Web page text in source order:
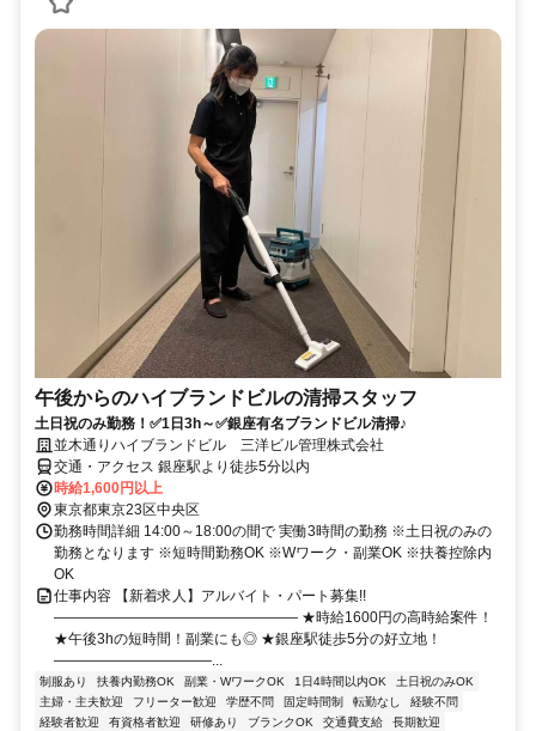
午後からのハイブランドビルの清掃スタッフ
土日祝のみ勤務！✅1日3h～✅銀座有名ブランドビル清掃♪
並木通りハイブランドビル 三洋ビル管理株式会社
交通・アクセス 銀座駅より徒歩5分以内
時給1,600円以上
東京都東京23区中央区
勤務時間詳細 14:00～18:00の間で 実働3時間の勤務 ※土日祝のみの
勤務となります ※短時間勤務OK ※Wワーク・副業OK ※扶養控除内
OK
仕事内容 【新着求人】アルバイト・パート募集!!
――――――――――――――――― ★時給1600円の高時給案件！
★午後3hの短時間！副業にも◎ ★銀座駅徒歩5分の好立地！
―――――――――――...
制服あり 扶養内勤務OK 副業・WワークOK 1日4時間以内OK
土日祝のみOK
主婦・主夫歓迎
フリーター歓迎 学歴不問 固定時間制 転勤なし
経験不問
経験者歓迎
有資格者歓迎 研修あり ブランクOK 交通費支給
長期歓迎